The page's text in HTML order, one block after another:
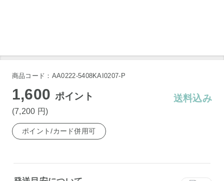
商品コード：AA0222-5408KAI0207-P
1,600 ポイント
(7,200 円)
送料込み
ポイント/カード併用可